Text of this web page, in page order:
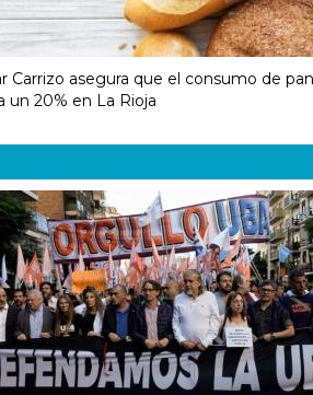
Carrizo asegura que el consumo de
un 20% en La Rioja